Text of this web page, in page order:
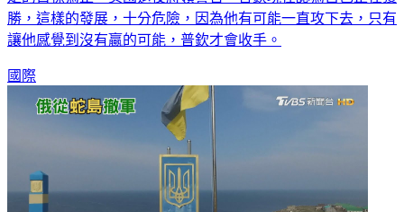
勝，這樣的發展，十分危險，因為他有可能一直攻下去，只有
讓他感覺到沒有贏的可能，普欽才會收手。
國際